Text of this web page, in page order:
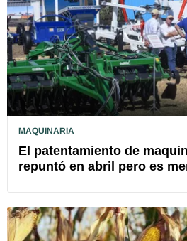
MAQUINARIA
El patentamiento de
repuntó en abril pero es